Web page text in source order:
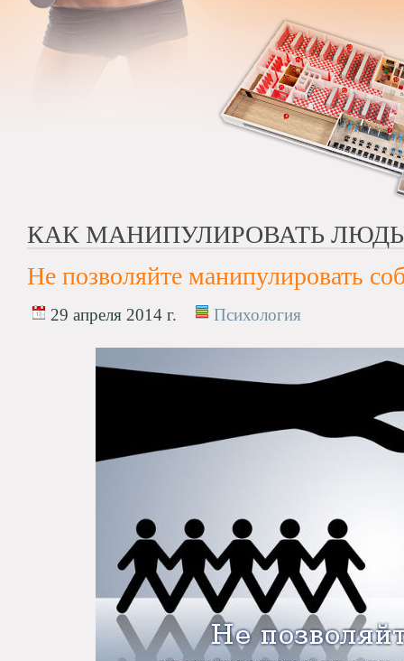
КАК МАНИПУЛИРОВАТЬ
Не позволяйте манипулировать
29 апреля 2014 г. Психология